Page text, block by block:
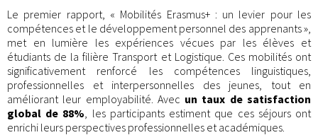
Le premier rapport, « Mobilités Erasmus+ : un levier pour les
compétences et le développement personnel des apprenants »,
met en lumière les expériences vécues par les élèves et
étudiants de la filière Transport et Logistique. Ces mobilités ont
significativement renforcé les compétences linguistiques,
professionnelles et interpersonnelles des jeunes, tout en
améliorant leur employabilité. Avec un taux de satisfaction
global de 88% , les participants estiment que ces séjours ont
enrichi leurs perspectives professionnelles et académiques.